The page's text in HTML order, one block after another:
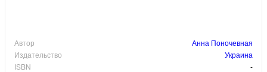
Автор
Анна Поночевная
Издательство
Украина
ISBN
-